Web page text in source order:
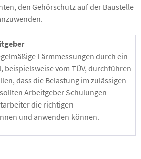
den Gehörschutz auf der Baustelle
Lärmmessungen durch ein
beispielsweise vom TÜV, durchführen
dass die Belastung im zulässigen
Arbeitgeber Schulungen
die richtigen
und anwenden können.